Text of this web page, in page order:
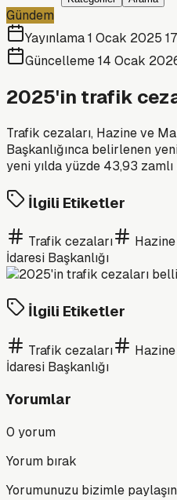
Gündem
Yayınlama1 Ocak 2025
Güncelleme14 Ocak
2025'in trafik
Trafik cezaları, Hazine ve
Başkanlığınca belirlenen
yeni yılda yüzde 43,93
İlgili Etiketler
Trafik cezaları
İdaresi Başkanlığı
İlgili Etiketler
Trafik cezaları
İdaresi Başkanlığı
Yorumlar
0 yorum
Yorum bırak
Yorumunuzu bizimle